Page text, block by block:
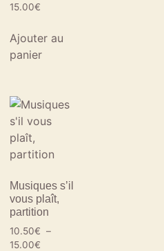
15.00€
Ajouter au
panier
Musiques s’il
vous plaît,
partition
10.50€ –
15.00€